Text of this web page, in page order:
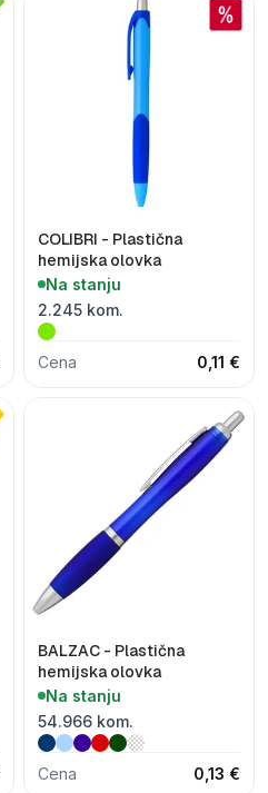
COLIBRI - Plastična
hemijska olovka
Na stanju
2.245 kom.
Cena 0,11 €
BALZAC - Plastična
hemijska olovka
Na stanju
54.966 kom.
Cena 0,13 €